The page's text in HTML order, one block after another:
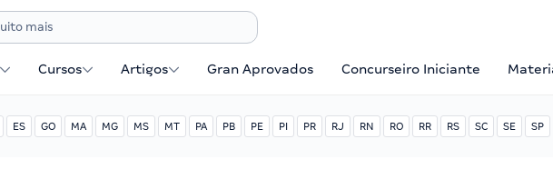
Cursos Artigos Gran Aprovados Concurseiro Iniciante
ES GO MA MG MS MT PA PB PE PI PR RJ RN RO RR RS SC SE SP